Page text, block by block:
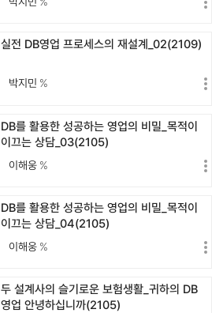
실전 DB영업 프로세스의 재설계_02(2109)
박지민 %
DB를 활용한 성공하는 영업의 비밀_목적이
이끄는 상담_03(2105)
이해웅 %
DB를 활용한 성공하는 영업의 비밀_목적이
이끄는 상담_04(2105)
이해웅 %
두 설계사의 슬기로운 보험생활_귀하의 DB
영업 안녕하십니까(2105)